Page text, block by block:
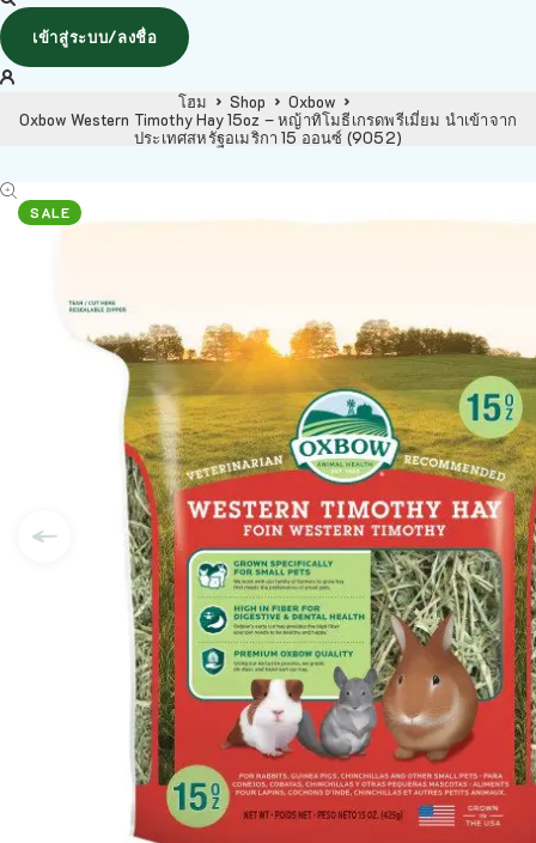
เข้าสู่ระบบ/ลงชื่อ
โฮม Shop
Oxbow
Oxbow Western Timothy Hay 15oz – หญ้าทิโมธีเกรดพรีเมี่ยม นำเข้าจาก
ประเทศสหรัฐอเมริกา 15 ออนซ์ (9052)
SALE